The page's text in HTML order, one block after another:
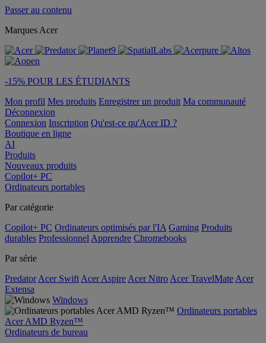
Passer au contenu
Marques Acer
-15% POUR LES ÉTUDIANTS
Mon profil Mes produits Enregistrer un produit Ma communauté
Déconnexion
Connexion Inscription Qu'est-ce qu'Acer ID ?
Boutique en ligne
AI
Produits
Nouveaux produits
Copilot+ PC
Ordinateurs portables
Par catégorie
Copilot+ PC Ordinateurs optimisés par l'IA Gaming Produits
durables Professionnel Apprendre Chromebooks
Par série
Predator Acer Swift Acer Aspire Acer Nitro Acer TravelMate Acer
Extensa
Windows
Ordinateurs portables
Acer AMD Ryzen™
Ordinateurs de bureau